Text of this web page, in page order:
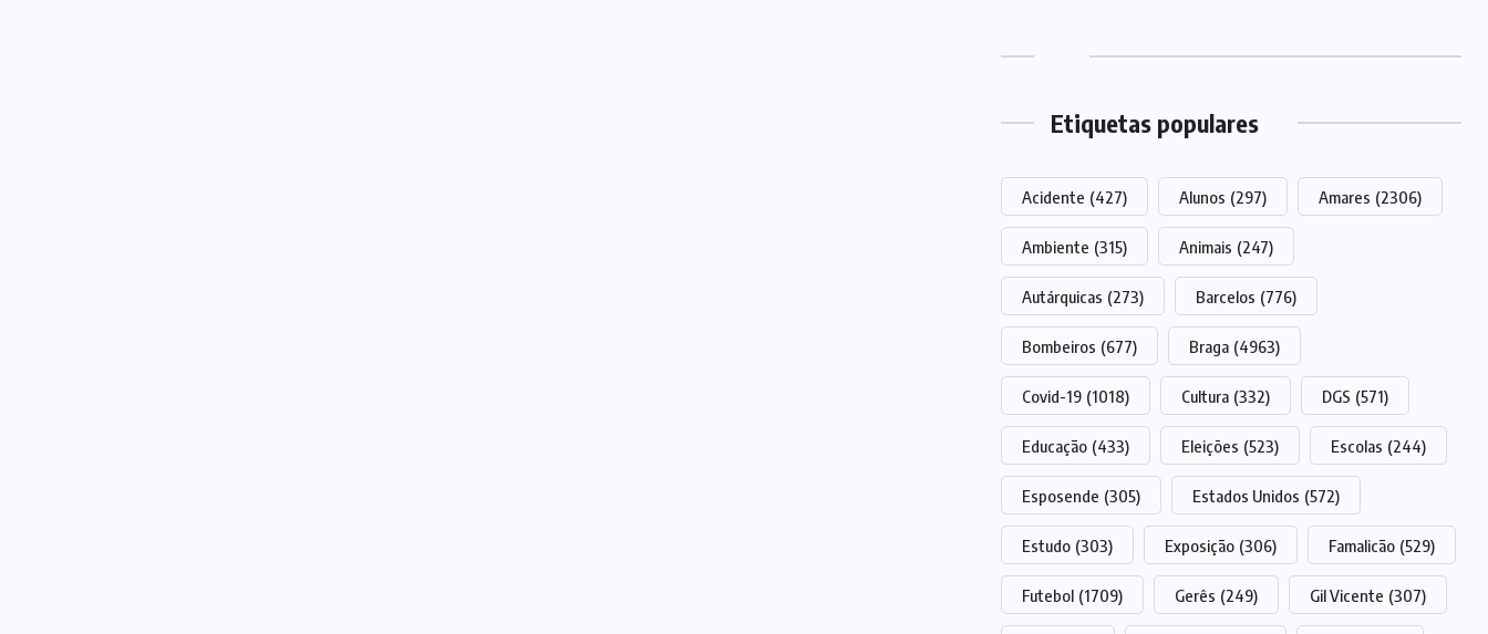
Etiquetas populares
Acidente (427) Alunos (297) Amares (2306)
Ambiente (315) Animais (247)
Autárquicas (273) Barcelos (776)
Bombeiros (677) Braga (4963)
Covid-19 (1018) Cultura (332) DGS (571)
Educação (433) Eleições (523) Escolas (244)
Esposende (305) Estados Unidos (572)
Estudo (303) Exposição (306) Famalicão (529)
Futebol (1709) Gerês (249) Gil Vicente (307)